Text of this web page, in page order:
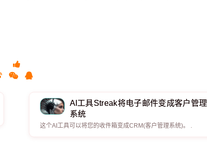
AI工具Streak将电子邮件变成客户管理
系统
这个AI工具可以将您的收件箱变成CRM(客户管理系统)。 .